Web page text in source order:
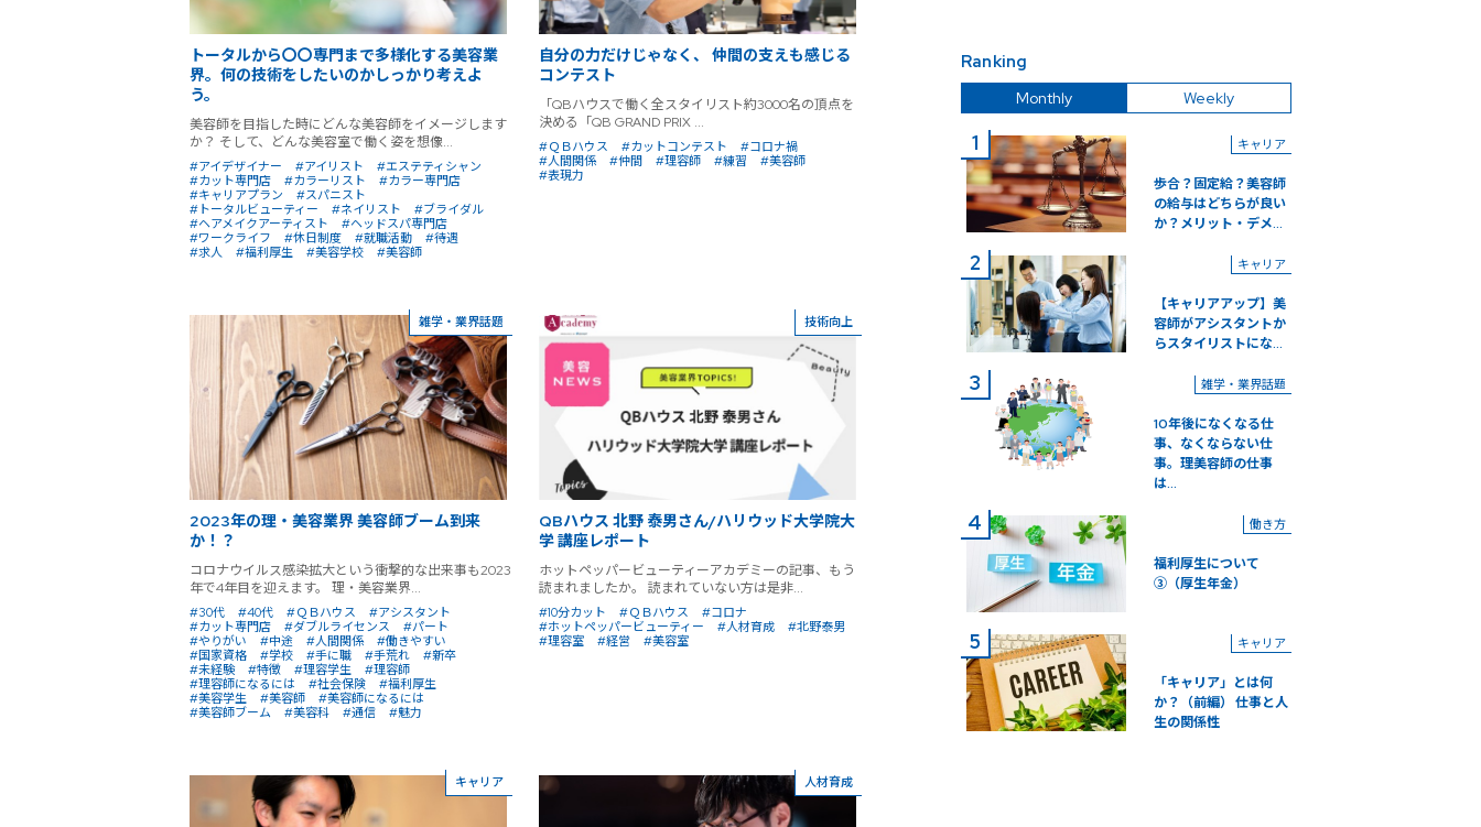
トータルから〇〇専門まで多様化する美容業
界。何の技術をしたいのかしっかり考えよ
う。
美容師を目指した時にどんな美容師をイメージします
か？ そして、どんな美容室で働く姿を想像...
#アイデザイナー #アイリスト
#エステティシャン
#カット専門店
#カラーリスト
#カラー専門店
#キャリアプラン
#スパニスト
#トータルビューティー
#ネイリスト
#ブライダル
#ヘアメイクアーティスト
#ヘッドスパ専門店
#ワークライフ
#休日制度 #就職活動
#待遇
#求人
#福利厚生 #美容学校 #美容師
自分の力だけじゃなく、 仲間の支えも感じる
コンテスト
「QBハウスで働く全スタイリスト約3000名の頂点を
決める「QB GRAND PRIX ...
#ＱＢハウス #カットコンテスト
#コロナ禍
#人間関係
#仲間 #理容師 #練習
#美容師
#表現力
雑学・業界話題
2023年の理・美容業界 美容師ブーム到来
か！？
コロナウイルス感染拡大という衝撃的な出来事も2023
年で4年目を迎えます。 理・美容業界...
#30代 #40代 #ＱＢハウス
#アシスタント
#カット専門店
#ダブルライセンス
#パート
#やりがい
#中途 #人間関係
#働きやすい
#国家資格
#学校 #手に職 #手荒れ
#新卒
#未経験
#特徴 #理容学生
#理容師
#理容師になるには
#社会保険
#福利厚生
#美容学生
#美容師
#美容師になるには
#美容師ブーム
#美容科 #通信 #魅力
技術向上
QBハウス 北野 泰男さん/ハリウッド大学院大
学 講座レポート
ホットペッパービューティーアカデミーの記事、もう
読まれましたか。 読まれていない方は是非...
#10分カット #ＱＢハウス
#コロナ
#ホットペッパービューティー
#人材育成
#北野泰男
#理容室
#経営 #美容室
キャリア 人材育成
Ranking
Monthly Weekly
キャリア
歩合？固定給？美容師
の給与はどちらが良い
か？メリット・デメ...
キャリア
【キャリアアップ】美
容師がアシスタントか
らスタイリストにな...
雑学・業界話題
10年後になくなる仕
事、なくならない仕
事。理美容師の仕事
は...
働き方
福利厚生について
③（厚生年金）
キャリア
「キャリア」とは何
か？（前編） 仕事と人
生の関係性